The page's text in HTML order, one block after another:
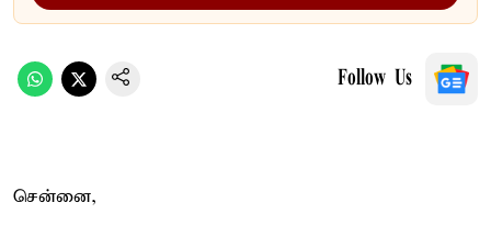
Follow Us
சென்னை,